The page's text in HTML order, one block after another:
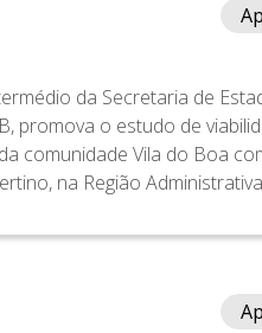
da Secretaria de
promova o estudo de
comunidade Vila do Boa
na Região